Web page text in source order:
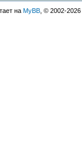
на MyBB, © 2002-2026